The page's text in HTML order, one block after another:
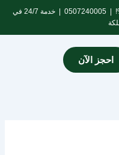
0507240005
| خدمة 24/7 في
احجز الآن